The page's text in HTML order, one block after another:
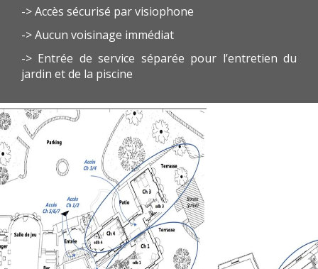
-> Accès sécurisé par visiophone
-> Aucun voisinage immédiat
-> Entrée de service séparée pour l’entretien du
jardin et de la piscine